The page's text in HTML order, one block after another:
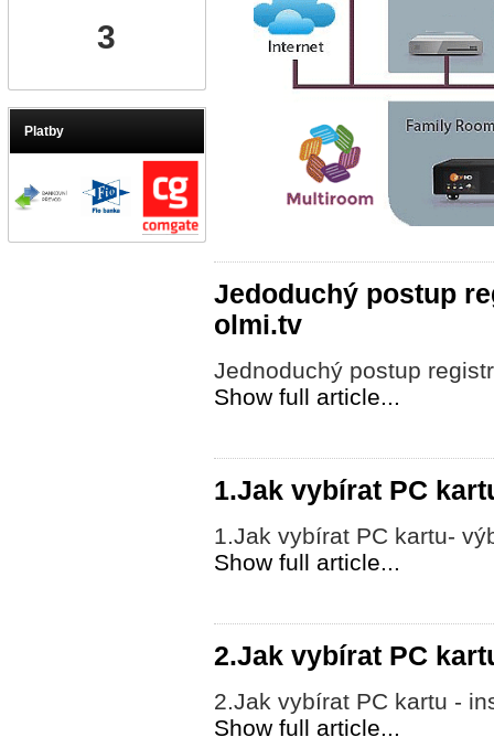
3
Platby
Jedoduchý postup
olmi.tv
Jednoduchý postup
Show full article...
1.Jak vybírat PC
1.Jak vybírat PC kartu-
Show full article...
2.Jak vybírat PC
2.Jak vybírat PC kartu -
Show full article...